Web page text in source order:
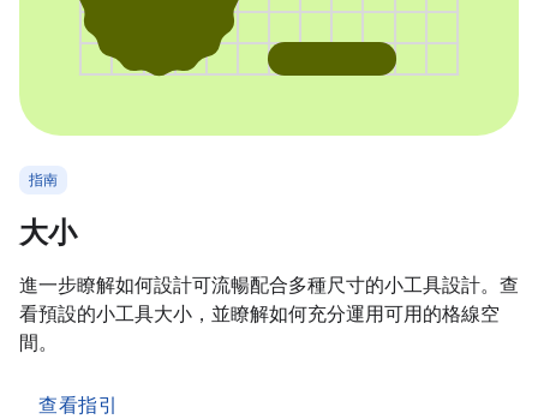
指南
大小
進一步瞭解如何設計可流暢配合多種尺寸的小工具設計。查
看預設的小工具大小，並瞭解如何充分運用可用的格線空
間。
查看指引